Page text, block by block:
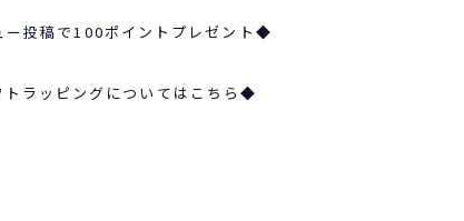
投稿で100ポイントプレゼント◆
ラッピングについてはこちら◆